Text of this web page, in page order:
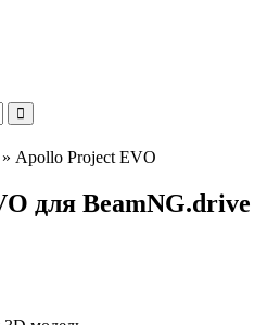
» Apollo Project EVO
для BeamNG.drive